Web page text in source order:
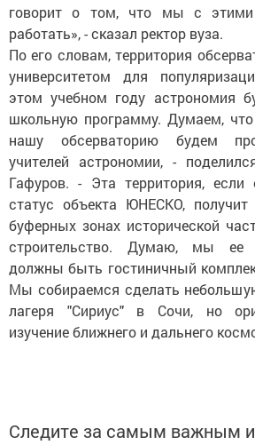
говорит о том, что мы с этими
работать», - сказал ректор вуза.
По его словам, территория
университетом для
этом учебном году астрономия
школьную программу. Думаем,
нашу обсерваторию будем
учителей астрономии, -
Гафуров. - Эта территория, если
статус объекта ЮНЕСКО,
буферных зонах исторической
строительство. Думаю, мы ее
должны быть гостиничный
Мы собираемся сделать
лагеря "Сириус" в Сочи, но
изучение ближнего и дальнего
Следите за самым важным